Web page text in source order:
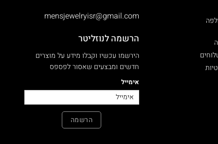
mensjewelryisr@gmail.com
הרשמה לנוזליטר
הירשמו עכשיו וקבלו מידע על מוצרים
חדשים ומבצעים שאסור לפספס
אימייל
הרשמה